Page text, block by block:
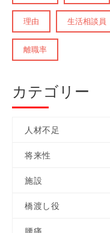
理由 生活相談員
離職率
カテゴリー
人材不足
将来性
施設
橋渡し役
腰痛